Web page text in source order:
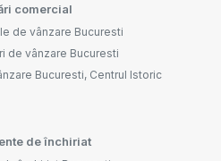
comercial
de vânzare Bucuresti
de vânzare Bucuresti
Bucuresti, Centrul Istoric
de închiriat